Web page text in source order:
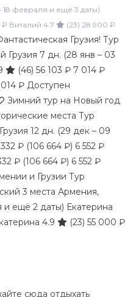
18 февраля и ещё 3 даты)
₽ Виталий 4.7 (23) 28 900 ₽
Грузия! Тур
Грузия 7 дн. (28 янв – 03
(46) 56 103 ₽ 7 014 ₽
₽ Доступен
Зимний тур на Новый год
места Тур
12 дн. (29 дек – 09
₽ (106 664 ₽) 6 552 ₽
₽ (106 664 ₽) 6 552 ₽
и Грузии Тур
3 места Армения,
и ещё 2 даты) Екатерина
4.9 (23) 55 000 ₽
сюда отдыхать